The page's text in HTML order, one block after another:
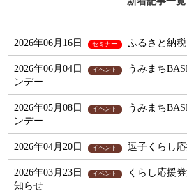
2026年06月16日 セミナー ふるさと納
2026年06月04日 イベント
うみまち
ンデー
2026年05月08日 イベント
うみまち
ンデー
2026年04月20日 イベント 逗子くらし
2026年03月23日 イベント
くらし応援
知らせ